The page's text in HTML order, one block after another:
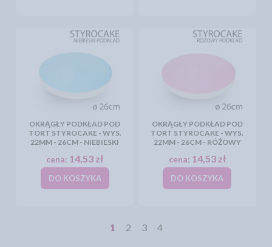
OKRĄGŁY PODKŁAD POD
TORT STYROCAKE - WYS.
22MM - 26CM - NIEBIESKI
cena: 14,53 zł
DO KOSZYKA
OKRĄGŁY PODKŁAD POD
TORT STYROCAKE - WYS.
22MM - 26CM - RÓŻOWY
cena: 14,53 zł
DO KOSZYKA
1 2 3 4